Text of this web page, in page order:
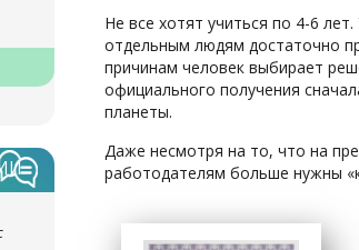
Не все хотят учиться по 4-6
отдельным людям достаточно
причинам человек выбирает
официального получения
планеты.
Даже несмотря на то, что на
работодателям больше нужны